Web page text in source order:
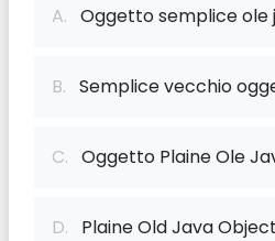
A. Oggetto semplice ole
B. Semplice vecchio
C. Oggetto Plaine Ole
D. Plaine Old Java Object